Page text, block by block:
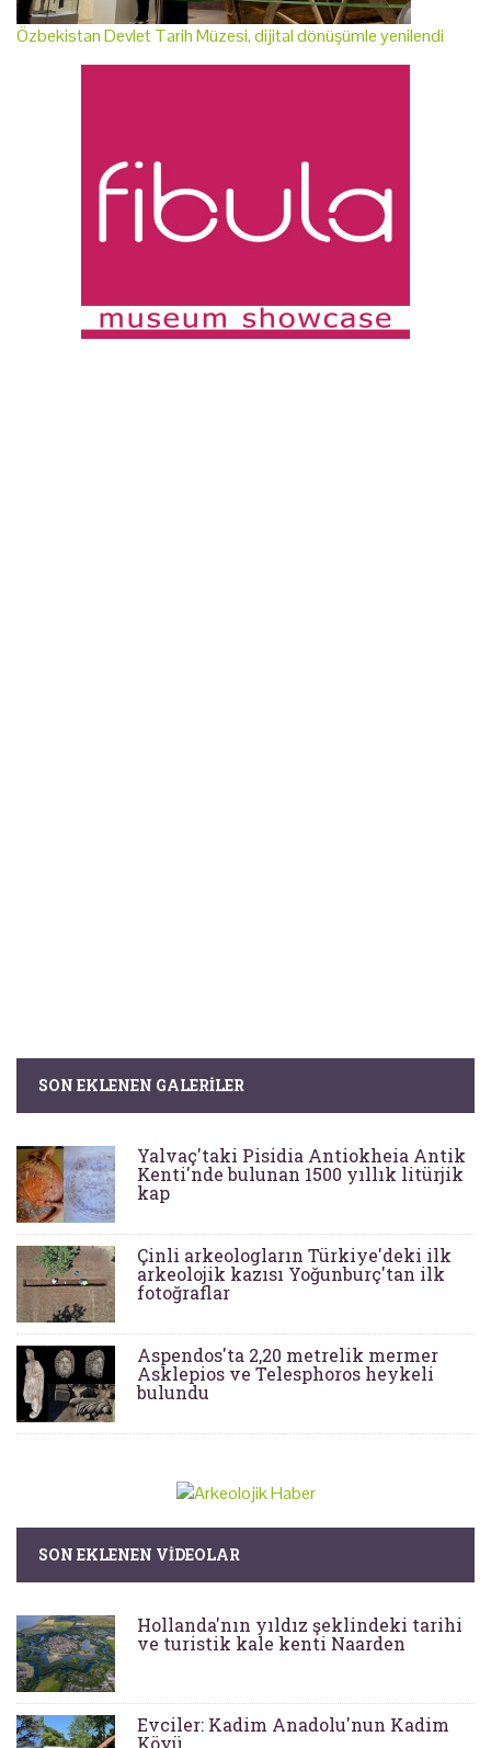
Özbekistan Devlet Tarih Müzesi, dijital dönüşümle yenilendi
SON EKLENEN GALERILER
Yalvaç'taki Pisidia Antiokheia Antik
Kenti'nde bulunan 1500 yıllık litürjik
kap
Çinli arkeologların Türkiye'deki ilk
arkeolojik kazısı Yoğunburç'tan ilk
fotoğraflar
Aspendos'ta 2,20 metrelik mermer
Asklepios ve Telesphoros heykeli
bulundu
SON EKLENEN VIDEOLAR
Hollanda'nın yıldız şeklindeki tarihi
ve turistik kale kenti Naarden
Evciler: Kadim Anadolu'nun Kadim
Köyü